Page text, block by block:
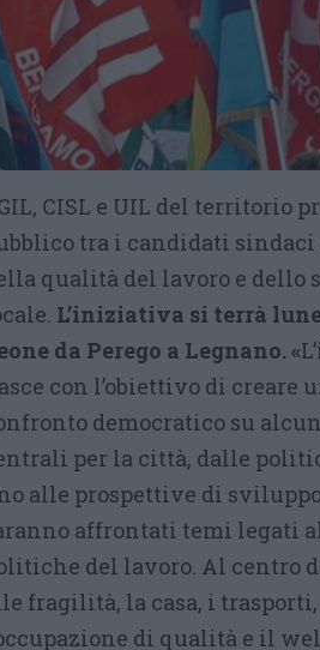
CISL e UIL del territorio
tra i candidati
qualità del lavoro e dello
L’iniziativa si terrà
da Perego a Legnano. «
con l’obiettivo di creare
democratico su
per la città, dalle
alle prospettive di
affrontati temi legati
del lavoro. Al centro
fragilità, la casa, i
di qualità e il